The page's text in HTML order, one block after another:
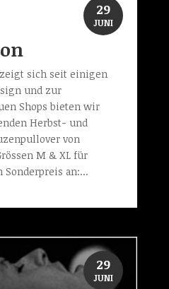
sich seit einigen
und zur
Shops bieten wir
Herbst- und
von
M & XL für
an:...
29
JUNI
29
JUNI